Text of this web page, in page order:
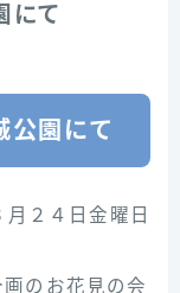
て
公園にて
月２４日金曜日
のお花見の会